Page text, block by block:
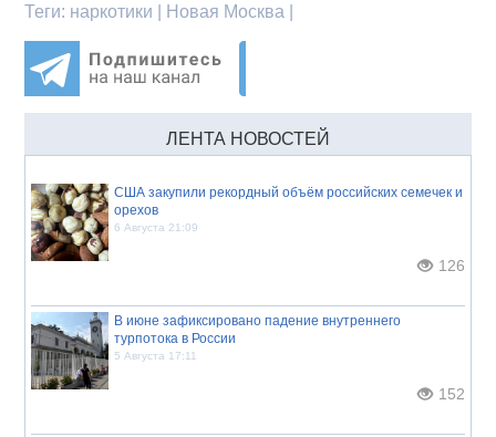
Теги: наркотики | Новая Москва |
ЛЕНТА НОВОСТЕЙ
США закупили рекордный объём российских семечек и
орехов
6 Августа 21:09
126
В июне зафиксировано падение внутреннего
турпотока в России
5 Августа 17:11
152